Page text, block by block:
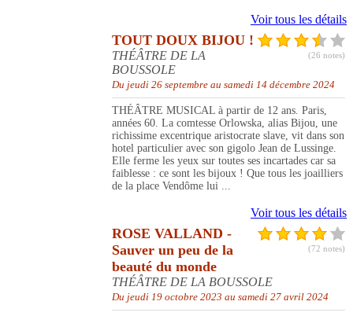
Voir tous les détails
(26 notes)
TOUT DOUX BIJOU !
THÉÂTRE DE LA
BOUSSOLE
Du jeudi 26 septembre au samedi 14 décembre 2024
THÉÂTRE MUSICAL à partir de 12 ans. Paris,
années 60. La comtesse Orlowska, alias Bijou, une
richissime excentrique aristocrate slave, vit dans son
hotel particulier avec son gigolo Jean de Lussinge.
Elle ferme les yeux sur toutes ses incartades car sa
faiblesse : ce sont les bijoux ! Que tous les joailliers
de la place Vendôme lui ...
Voir tous les détails
(72 notes)
ROSE VALLAND -
Sauver un peu de la
beauté du monde
THÉÂTRE DE LA BOUSSOLE
Du jeudi 19 octobre 2023 au samedi 27 avril 2024